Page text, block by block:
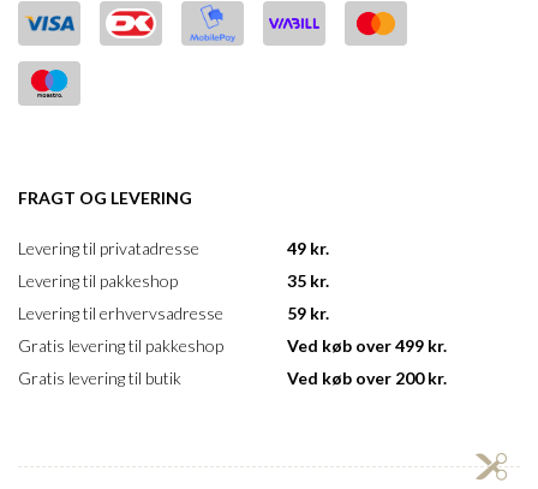
FRAGT OG LEVERING
Levering til privatadresse
Levering til pakkeshop
Levering til erhvervsadresse
Gratis levering til pakkeshop
Gratis levering til butik
49 kr.
35 kr.
59 kr.
Ved køb over 499 kr.
Ved køb over 200 kr.